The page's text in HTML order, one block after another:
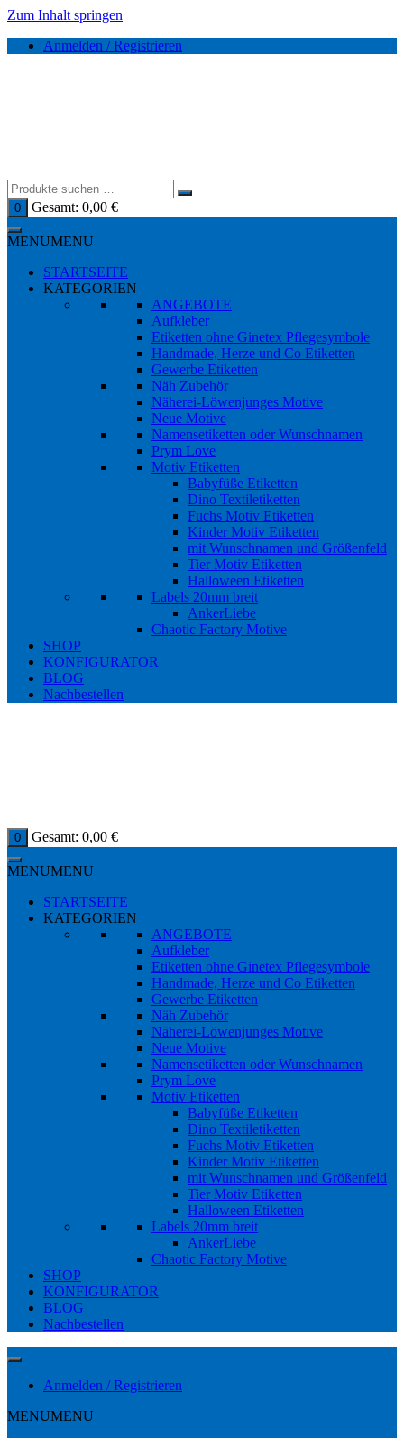
Zum Inhalt springen
Anmelden / Registrieren
0 Gesamt: 0,00 €
MENUMENU
STARTSEITE
KATEGORIEN
ANGEBOTE
Aufkleber
Etiketten ohne Ginetex Pflegesymbole
Handmade, Herze und Co Etiketten
Gewerbe Etiketten
Näh Zubehör
Näherei-Löwenjunges Motive
Neue Motive
Namensetiketten oder Wunschnamen
Prym Love
Motiv Etiketten
Babyfüße Etiketten
Dino Textiletiketten
Fuchs Motiv Etiketten
Kinder Motiv Etiketten
mit Wunschnamen und Größenfeld
Tier Motiv Etiketten
Halloween Etiketten
Labels 20mm breit
AnkerLiebe
Chaotic Factory Motive
SHOP
KONFIGURATOR
BLOG
Nachbestellen
0 Gesamt: 0,00 €
MENUMENU
STARTSEITE
KATEGORIEN
ANGEBOTE
Aufkleber
Etiketten ohne Ginetex Pflegesymbole
Handmade, Herze und Co Etiketten
Gewerbe Etiketten
Näh Zubehör
Näherei-Löwenjunges Motive
Neue Motive
Namensetiketten oder Wunschnamen
Prym Love
Motiv Etiketten
Babyfüße Etiketten
Dino Textiletiketten
Fuchs Motiv Etiketten
Kinder Motiv Etiketten
mit Wunschnamen und Größenfeld
Tier Motiv Etiketten
Halloween Etiketten
Labels 20mm breit
AnkerLiebe
Chaotic Factory Motive
SHOP
KONFIGURATOR
BLOG
Nachbestellen
Anmelden / Registrieren
MENUMENU